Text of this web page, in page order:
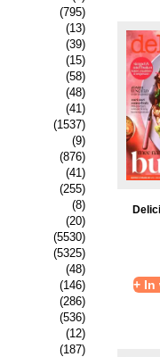
(795)
(13)
(39)
(15)
(58)
(48)
(41)
(1537)
(9)
(876)
(41)
(255)
(8)
(20)
(5530)
(5325)
(48)
(146)
(286)
(536)
(12)
(187)
+ In